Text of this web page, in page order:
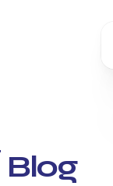
Blog